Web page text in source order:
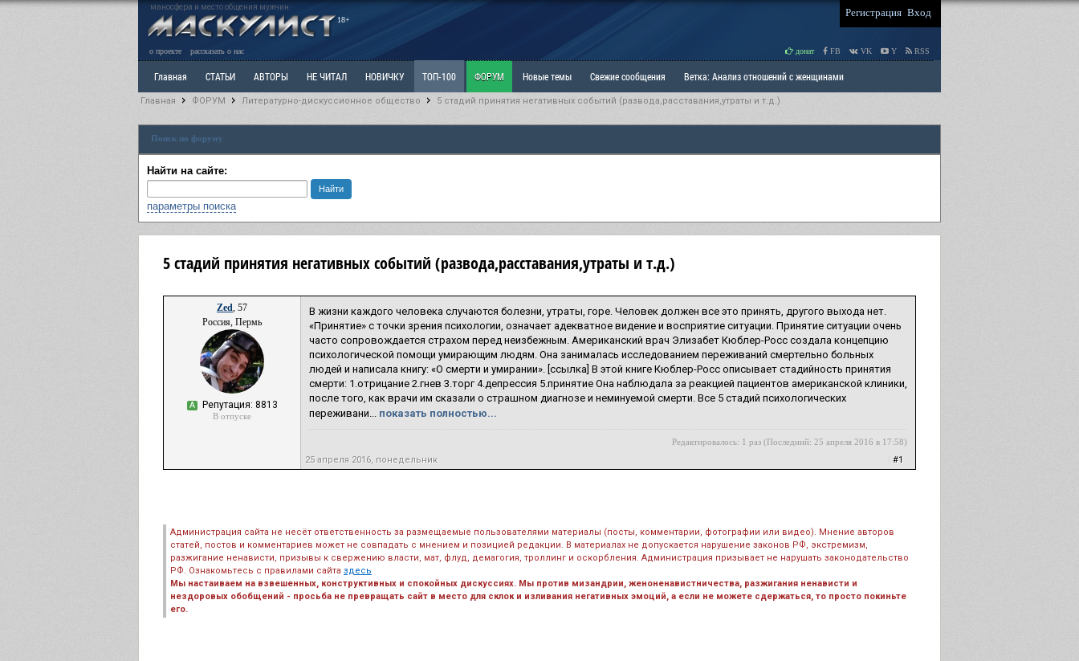
маносфера и место общения мужчин
18+
Регистрация Вход
о проекте рассказать о нас донат FB VK Y RSS
Главная СТАТЬИ АВТОРЫ НЕ ЧИТАЛ НОВИЧКУ ТОП-100 ФОРУМ Новые темы Свежие сообщения Ветка: Анализ отношений с женщинами
Ветка: Расстаюсь или Развожусь. САНЧАС Ветка: Наболевшее. Выскажись! РАЗДЕЛ: Маскулизм, МД и права мужчин
РАЗДЕЛ: Разное
Главная ФОРУМ Литературно-дискуссионное общество 5 стадий принятия негативных событий (развода,расставания,утраты и т.д.)
Поиск по форуму
Найти на сайте:
параметры поиска
5 стадий принятия негативных событий (развода,расставания,утраты и т.д.)
Zed, 57
Россия, Пермь
А Репутация: 8813
В отпуске
В жизни каждого человека случаются болезни, утраты, горе. Человек должен все это принять, другого выхода нет.
«Принятие» с точки зрения психологии, означает адекватное видение и восприятие ситуации. Принятие ситуации очень
часто сопровождается страхом перед неизбежным. Американский врач Элизабет Кюблер-Росс создала концепцию
психологической помощи умирающим людям. Она занималась исследованием переживаний смертельно больных
людей и написала книгу: «О смерти и умирании». [ссылка] В этой книге Кюблер-Росс описывает стадийность принятия
смерти: 1.отрицание 2.гнев 3.торг 4.депрессия 5.принятие Она наблюдала за реакцией пациентов американской клиники,
после того, как врачи им сказали о страшном диагнозе и неминуемой смерти. Все 5 стадий психологических
переживани... показать полностью...
Редактировалось: 1 раз (Последний: 25 апреля 2016 в 17:58)
25 апреля 2016, понедельник #1
Администрация сайта не несёт ответственность за размещаемые пользователями материалы (посты, комментарии, фотографии или видео). Мнение авторов
статей, постов и комментариев может не совпадать с мнением и позицией редакции. В материалах не допускается нарушение законов РФ, экстремизм,
разжигание ненависти, призывы к свержению власти, мат, флуд, демагогия, троллинг и оскорбления. Администрация призывает не нарушать законодательство
РФ. Ознакомьтесь с правилами сайта здесь
Мы настаиваем на взвешенных, конструктивных и спокойных дискуссиях. Мы против мизандрии, женоненавистничества, разжигания ненависти и
нездоровых обобщений - просьба не превращать сайт в место для склок и изливания негативных эмоций, а если не можете сдержаться, то просто покиньте
его.